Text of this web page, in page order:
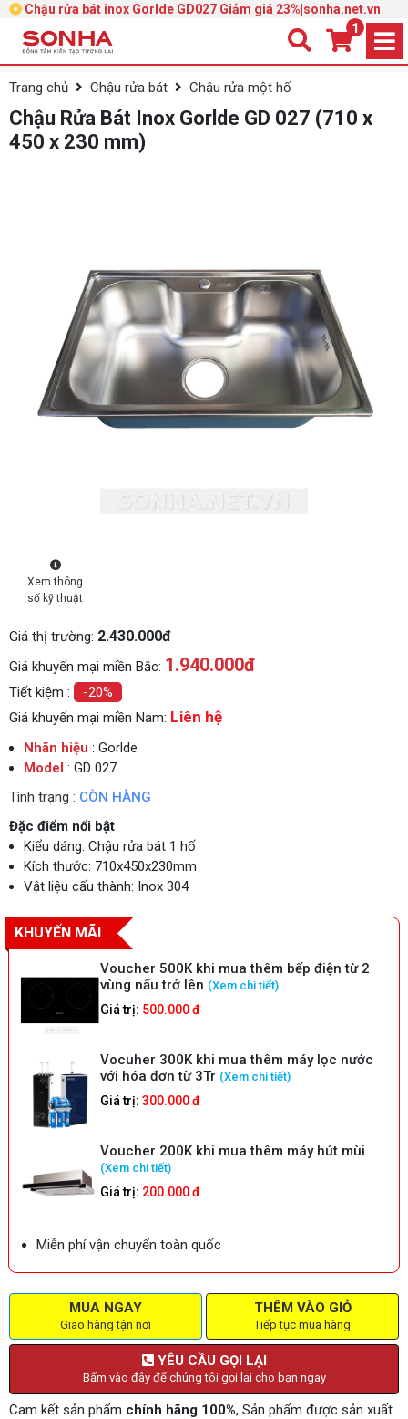
Chậu rửa bát inox Gorlde GD027 Giảm giá 23%|sonha.net.vn
1
Trang chủ Chậu rửa bát Chậu rửa một hố
Chậu Rửa Bát Inox Gorlde GD 027 (710 x
450 x 230 mm)
Xem thông
số kỹ thuật
Giá thị trường: 2.430.000đ
Giá khuyến mại miền Bắc: 1.940.000đ
Tiết kiệm :
-20%
Giá khuyến mại miền Nam: Liên hệ
Nhãn hiệu : Gorlde
Model : GD 027
Tình trạng : CÒN HÀNG
Đặc điểm nổi bật
Kiểu dáng: Chậu rửa bát 1 hố
Kích thước: 710x450x230mm
Vật liệu cấu thành: Inox 304
KHUYẾN MÃI
Miễn phí vận chuyển toàn quốc
Vocuher 300K khi mua thêm máy lọc nước
với hóa đơn từ 3Tr (Xem chi tiết)
Giá trị: 300.000 đ
Voucher 500K khi mua thêm bếp điện từ 2
vùng nấu trở lên (Xem chi tiết)
Giá trị: 500.000 đ
Voucher 200K khi mua thêm máy hút mùi
(Xem chi tiết)
Giá trị: 200.000 đ
MUA NGAY
Giao hàng tận nơi
THÊM VÀO GIỎ
Tiếp tục mua hàng
YÊU CẦU GỌI LẠI
Bấm vào đây để chúng tôi gọi lại cho bạn ngay
Cam kết sản phẩm chính hãng 100%, Sản phẩm được sản xuất